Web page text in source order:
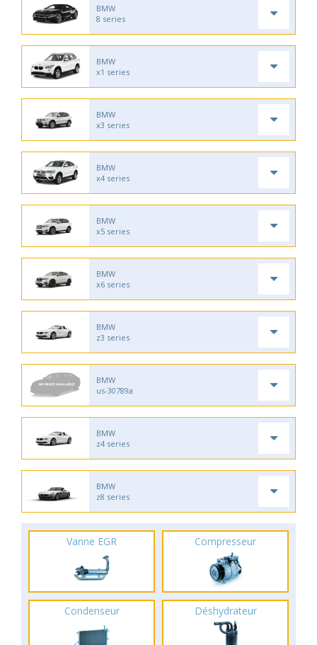
BMW
8 series
BMW
x1 series
BMW
x3 series
BMW
x4 series
BMW
x5 series
BMW
x6 series
BMW
z3 series
BMW
us-30789a
BMW
z4 series
BMW
z8 series
Vanne EGR Compresseur
Condenseur Déshydrateur